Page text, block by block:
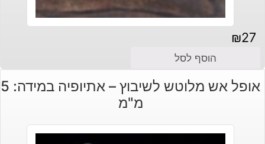
₪27
הוסף לסל
אופל אש מלוטש לשיבוץ – אתיופיה במידה: 5
מ"מ